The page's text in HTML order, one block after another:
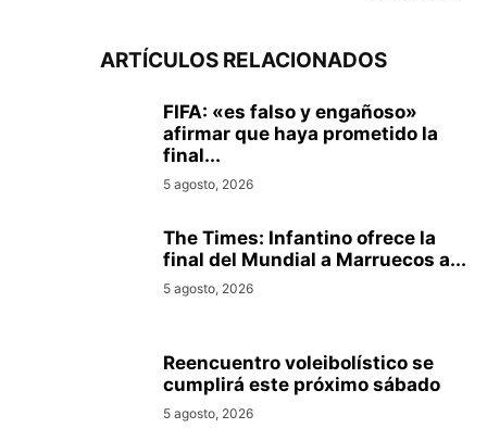
ARTÍCULOS RELACIONADOS
FIFA: «es falso y engañoso»
afirmar que haya prometido la
final...
5 agosto, 2026
The Times: Infantino ofrece la
final del Mundial a Marruecos a...
5 agosto, 2026
Reencuentro voleibolístico se
cumplirá este próximo sábado
5 agosto, 2026